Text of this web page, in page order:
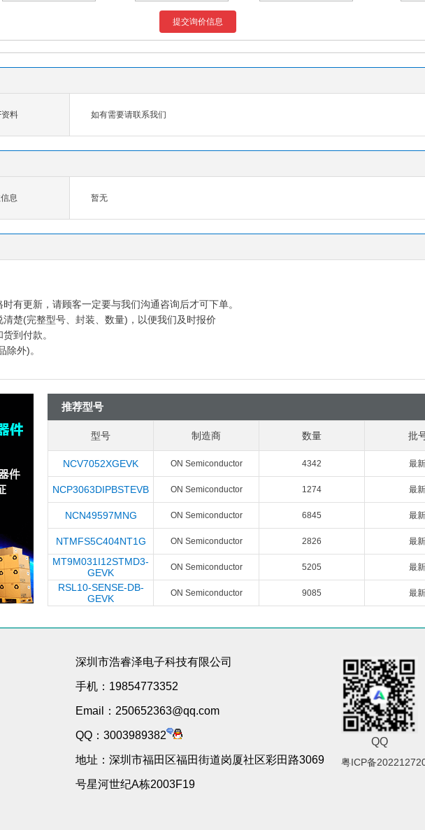
提交询价信息
料 如有需要请联系我们
息 暂无
有更新，请顾客一定要与我们沟通咨询后才可下单。
楚(完整型号、封装、数量)，以便我们及时报价
到付款。
除外)。
推荐型号
型号 制造商 数量 批
NCV7052XGEVK ON Semiconductor 4342 最新
NCP3063DIPBSTEVB ON Semiconductor 1274 最新
NCN49597MNG ON Semiconductor 6845 最新
NTMFS5C404NT1G ON Semiconductor 2826 最新
MT9M031I12STMD3-
GEVK
ON Semiconductor 5205 最新
RSL10-SENSE-DB-
GEVK
ON Semiconductor 9085 最新
深圳市浩睿泽电子科技有限公司
手机：19854773352
Email：250652363@qq.com
QQ：3003989382
地址：深圳市福田区福田街道岗厦社区彩田路3069
号星河世纪A栋2003F19
QQ
粤ICP备